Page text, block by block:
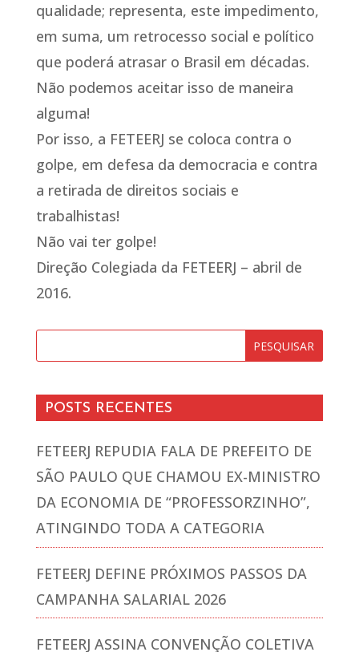
qualidade; representa, este impedimento,
em suma, um retrocesso social e político
que poderá atrasar o Brasil em décadas.
Não podemos aceitar isso de maneira
alguma!
Por isso, a FETEERJ se coloca contra o
golpe, em defesa da democracia e contra
a retirada de direitos sociais e
trabalhistas!
Não vai ter golpe!
Direção Colegiada da FETEERJ – abril de
2016.
POSTS RECENTES
FETEERJ REPUDIA FALA DE PREFEITO DE
SÃO PAULO QUE CHAMOU EX-MINISTRO
DA ECONOMIA DE “PROFESSORZINHO”,
ATINGINDO TODA A CATEGORIA
FETEERJ DEFINE PRÓXIMOS PASSOS DA
CAMPANHA SALARIAL 2026
FETEERJ ASSINA CONVENÇÃO COLETIVA